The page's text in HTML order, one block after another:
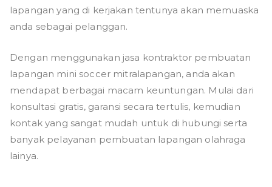
lapangan yang di kerjakan tentunya akan memuaska
anda sebagai pelanggan.
Dengan menggunakan jasa kontraktor pembuatan
lapangan mini soccer mitralapangan, anda akan
mendapat berbagai macam keuntungan. Mulai dari
konsultasi gratis, garansi secara tertulis, kemudian
kontak yang sangat mudah untuk di hubungi serta
banyak pelayanan pembuatan lapangan olahraga
lainya.